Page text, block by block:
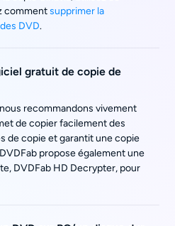
commentsupprimer la
DVD.
gratuit de copie de
recommandons vivement
de copier facilement des
de copie et garantit une copie
propose également une
DVDFab HD Decrypter, pour